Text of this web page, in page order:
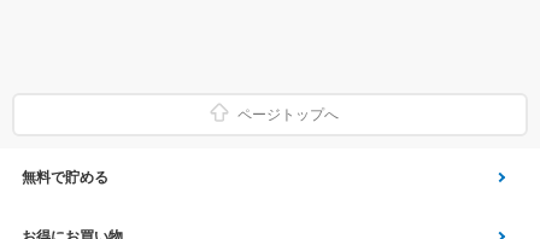
ページトップへ
無料で貯める